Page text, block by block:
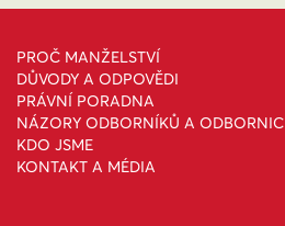
PROČ MANŽELSTVÍ
DŮVODY A ODPOVĚDI
PRÁVNÍ PORADNA
NÁZORY ODBORNÍKŮ A ODBORNIC
KDO JSME
KONTAKT A MÉDIA